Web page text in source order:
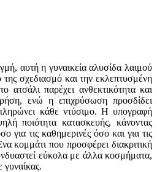
αυτή η γυναικεία αλυσίδα λαιμού
της σχεδιασμό και την εκλεπτυσμένη
ατσάλι παρέχει ανθεκτικότητα και
ενώ η επιχρύσωση προσδίδει
κάθε ντύσιμο. Η υπογραφή
ποιότητα κατασκευής, κάνοντας
για τις καθημερινές όσο και για τις
κομμάτι που προσφέρει διακριτική
εύκολα με άλλα κοσμήματα,
γυναίκας.